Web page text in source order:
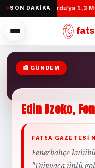
● SON DAKİKAAltınordu’ya 1,3
📰 GÜNDEM
EdinDzeko,
FATSA GAZETESI
Fenerbahçe
"Dünyaca ünlü